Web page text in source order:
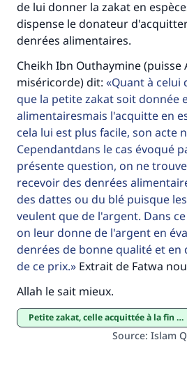
de lui donner la zakat en
dispense le donateur
denrées alimentaires.
Cheikh Ibn Outhaymine (puisse
miséricorde) dit:
Quant à celui
que la petite zakat soit donnée
alimentairesmais l'acquitte en
cela lui est plus facile, son acte
Cependantdans le cas évoqué
présente question, on ne
recevoir des denrées
des dattes ou du blé puisque
veulent que de l'argent. Dans
on leur donne de l'argent en
denrées de bonne qualité et
de ce prix.
Extrait de Fatwa
Allah le sait mieux.
petite zakat, celle acquittée à la fin du Ramadan
Source: Islam
Faites une différence
millions de
Aidez nous à apporter
Le Messager d'Allah
"Celui qui indique une
même récompense que
(MOUSLIM
Soutenez